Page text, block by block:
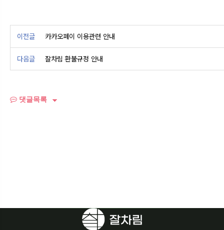
이전글 카카오페이 이용관련 안내
다음글 잘차림 환불규정 안내
댓글목록